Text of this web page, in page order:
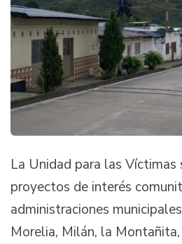
La Unidad para las
proyectos de interés
administraciones
Morelia, Milán, la